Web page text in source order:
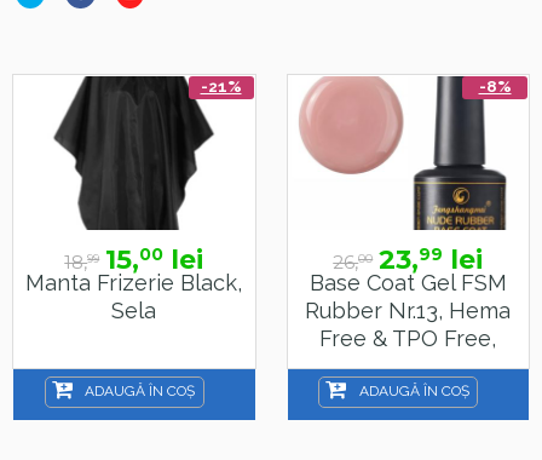
-21%
18,99 15,00 lei
Manta Frizerie Black,
Sela
ADAUGĂ ÎN COȘ
-8%
26,00 23,99 lei
Base Coat Gel FSM
Rubber Nr.13, Hema
Free & TPO Free,
15ml
ADAUGĂ ÎN COȘ